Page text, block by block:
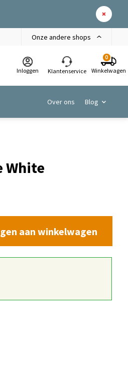
Onze andere shops
Inloggen Klantenservice
0
Winkelwagen
Over ons Blog
White
aan winkelwagen